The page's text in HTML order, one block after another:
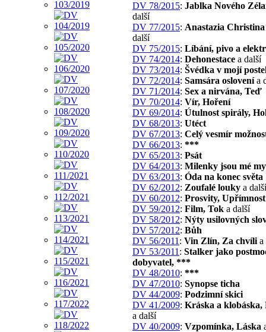
DV 78/2015: Jablka Nového
další
DV 77/2015: Anastazia
další
DV 75/2015: Líbání, pivo a
DV 74/2014: Dehonestace a další
DV 73/2014: Švédka v mojí
DV 72/2014: Samsára oslovenía
DV 71/2014: Sex a nirvána, Teď
DV 70/2014: Vír, Hoření
DV 69/2014: Útulnost spirály,
DV 68/2013: Utéct
DV 67/2013: Celý vesmír
DV 66/2013: ***
DV 65/2013: Psát
DV 64/2013: Milenky jsou mé
DV 63/2013: Óda na konec světa
DV 62/2012: Zoufalé louky a další
DV 60/2012: Prosvity, Upřímnost
DV 59/2012: Film, Tok a další
DV 58/2012: Nýty usilovných
DV 57/2012: Bůh
DV 56/2011 : Vin Zlín, Za chvíli a
DV 53/2011 : Stalker jako
dobyvatel, ***
DV 48/2010: ***
DV 47/2010: Synopse ticha
DV 44/2009: Podzimní skici
DV 41/2009: Kráska a klobáska,
a další
DV 40/2009: Vzpomínka, Láska